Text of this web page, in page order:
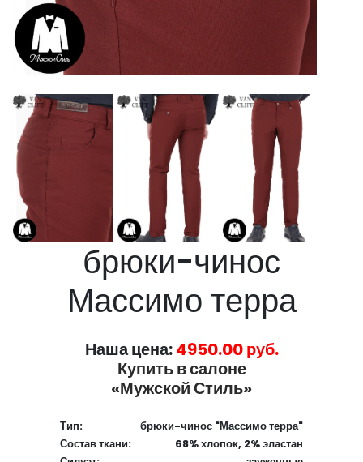
брюки-чинос
Массимо терра
Наша цена:4950.00 руб.
Купить в салоне
«Мужской Стиль»
Тип:
брюки-чинос "Массимо терра"
Состав ткани:
68% хлопок, 2% эластан